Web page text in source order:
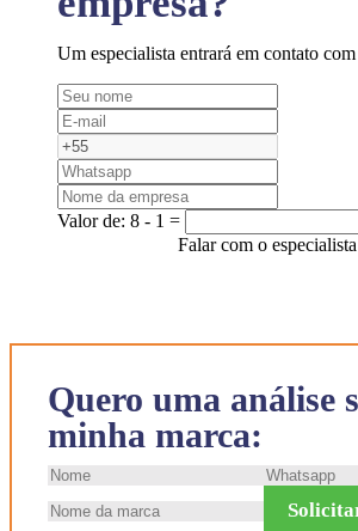
Quero uma análise
minha marca:
Um especialista entrará em contato
Valor de: 8 - 1 =
Falar com o especialista